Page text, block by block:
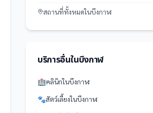
สถานที่ทั้งหมดในบึงกาฬ
บริการอื่นในบึงกาฬ
🏥คลินิกในบึงกาฬ
🐾สัตว์เลี้ยงในบึงกาฬ